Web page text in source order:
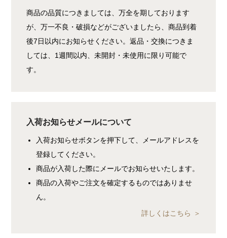
商品の品質につきましては、万全を期しております
が、万一不良・破損などがございましたら、商品到着
後7日以内にお知らせください。返品・交換につきま
しては、1週間以内、未開封・未使用に限り可能で
す。
入荷お知らせメールについて
入荷お知らせボタンを押下して、メールアドレスを
登録してください。
商品が入荷した際にメールでお知らせいたします。
商品の入荷やご注文を確定するものではありませ
ん。
詳しくはこちら